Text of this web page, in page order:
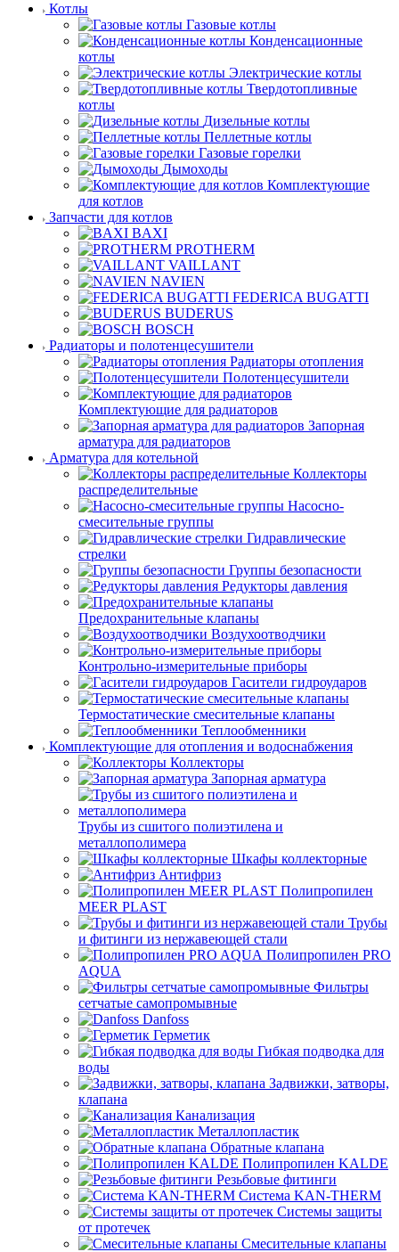
Котлы
Газовые котлы
Конденсационные
котлы
Электрические котлы
Твердотопливные
котлы
Дизельные котлы
Пеллетные котлы
Газовые горелки
Дымоходы
Комплектующие
для котлов
Запчасти для котлов
BAXI
PROTHERM
VAILLANT
NAVIEN
FEDERICA BUGATTI
BUDERUS
BOSCH
Радиаторы и полотенцесушители
Радиаторы отопления
Полотенцесушители
Комплектующие для радиаторов
Запорная
арматура для радиаторов
Арматура для котельной
Коллекторы
распределительные
Насосно-
смесительные группы
Гидравлические
стрелки
Группы безопасности
Редукторы давления
Предохранительные клапаны
Воздухоотводчики
Контрольно-измерительные приборы
Гасители гидроударов
Термостатические смесительные клапаны
Теплообменники
Комплектующие для отопления и водоснабжения
Коллекторы
Запорная арматура
Трубы из сшитого полиэтилена и
металлополимера
Шкафы коллекторные
Антифриз
Полипропилен
MEER PLAST
Трубы
и фитинги из нержавеющей стали
Полипропилен PRO
AQUA
Фильтры
сетчатые самопромывные
Danfoss
Герметик
Гибкая подводка для
воды
Задвижки, затворы,
клапана
Канализация
Металлопластик
Обратные клапана
Полипропилен KALDE
Резьбовые фитинги
Система KAN-THERM
Системы защиты
от протечек
Смесительные клапаны